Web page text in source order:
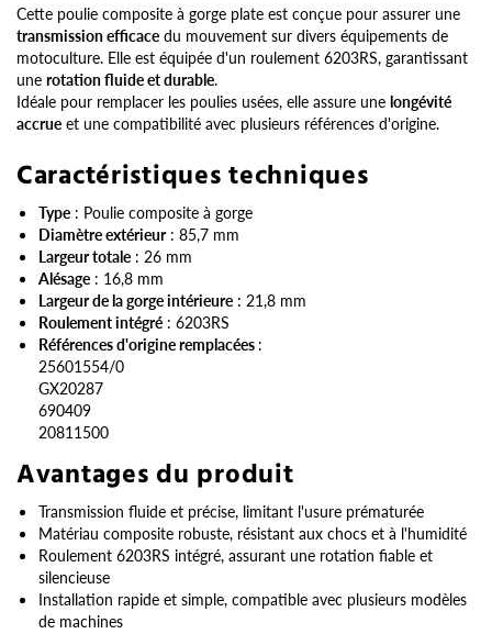
Cette poulie composite à gorge plate est conçue pour assurer une
transmission efficace du mouvement sur divers équipements de
motoculture. Elle est équipée d'un roulement 6203RS, garantissant
une rotation fluide et durable.
Idéale pour remplacer les poulies usées, elle assure une longévité
accrue et une compatibilité avec plusieurs références d'origine.
Caractéristiques techniques
Type : Poulie composite à gorge
Diamètre extérieur: 85,7 mm
Largeur totale : 26 mm
Alésage : 16,8 mm
Largeur de la gorge intérieure : 21,8 mm
Roulement intégré : 6203RS
Références d'origine remplacées :
25601554/0
GX20287
690409
20811500
Avantages du produit
Transmission fluide et précise, limitant l'usure prématurée
Matériau composite robuste, résistant aux chocs et à l'humidité
Roulement 6203RS intégré, assurant une rotation fiable et
silencieuse
Installation rapide et simple, compatible avec plusieurs modèles
de machines